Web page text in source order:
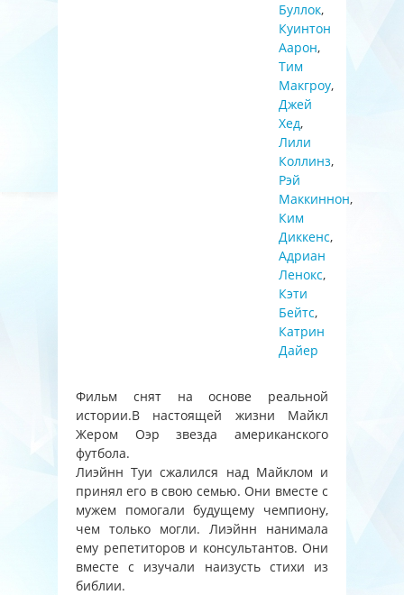
Буллок,
Куинтон
Аарон,
Тим
Макгроу,
Джей
Хед,
Лили
Коллинз,
Рэй
Маккиннон,
Ким
Диккенс,
Адриан
Ленокс,
Кэти
Бейтс,
Катрин
Дайер
Фильм снят на основе реальной
истории.В настоящей жизни Майкл
Жером Оэр звезда американского
футбола.
Лиэйнн Туи сжалился над Майклом и
принял его в свою семью. Они вместе с
мужем помогали будущему чемпиону,
чем только могли. Лиэйнн нанимала
ему репетиторов и консультантов. Они
вместе с изучали наизусть стихи из
библии.